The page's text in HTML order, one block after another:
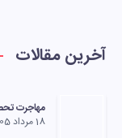
آخرین مقالات
مهاجرت
18 مرداد 1405